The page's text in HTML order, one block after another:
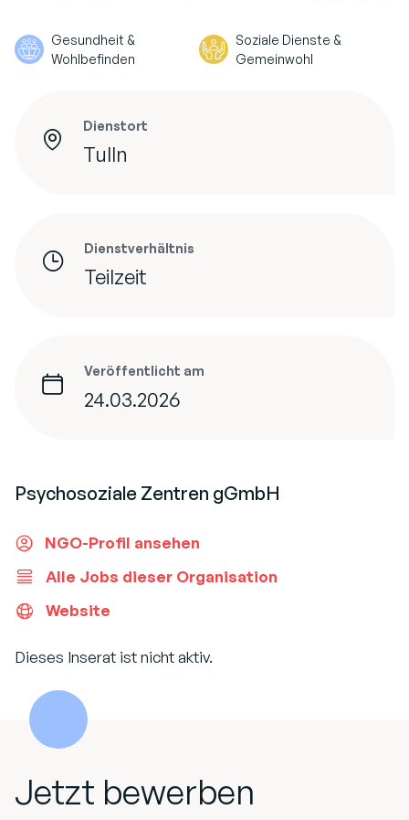
Gesundheit &
Wohlbefinden
Soziale Dienste &
Gemeinwohl
Dienstort
Tulln
Dienstverhältnis
Teilzeit
Veröffentlicht am
24.03.2026
Psychosoziale Zentren gGmbH
NGO-Profil ansehen
Alle Jobs dieser Organisation
Website
Dieses Inserat ist nicht aktiv.
Jetzt bewerben